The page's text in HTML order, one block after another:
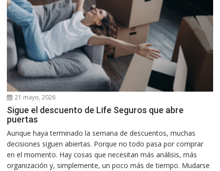
21 mayo, 2026
Sigue el descuento de Life Seguros que abre
puertas
Aunque haya terminado la semana de descuentos, muchas
decisiones siguen abiertas. Porque no todo pasa por comprar
en el momento. Hay cosas que necesitan más análisis, más
organización y, simplemente, un poco más de tiempo. Mudarse